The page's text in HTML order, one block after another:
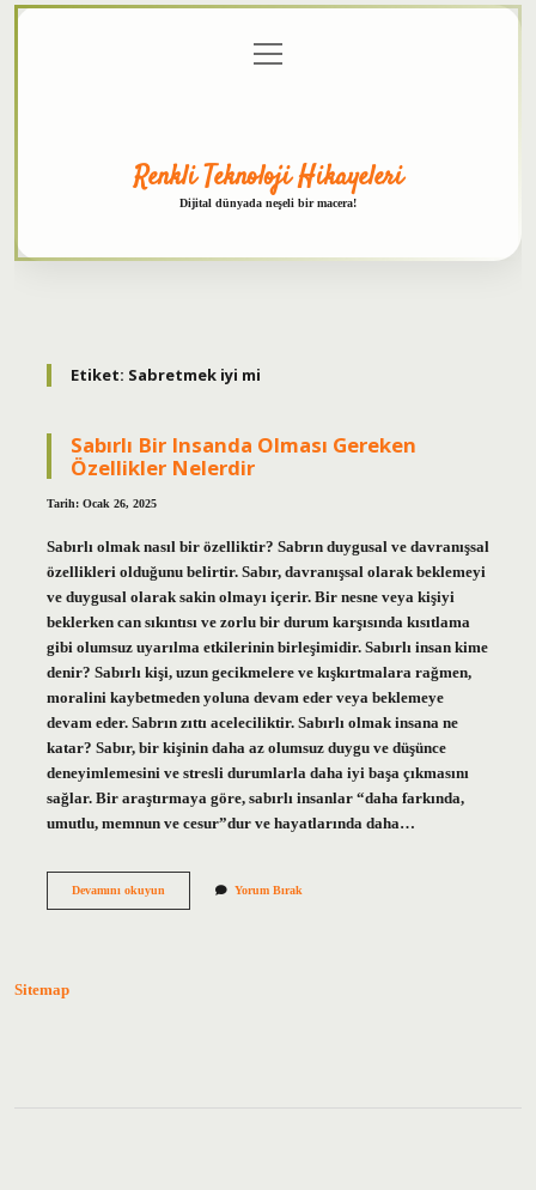
menüyü
aç
Renkli Teknoloji Hikayeleri
Dijital dünyada neşeli bir macera!
Etiket: Sabretmek iyi mi
Sabırlı Bir Insanda Olması Gereken
Özellikler Nelerdir
Tarih: Ocak 26, 2025
Sabırlı olmak nasıl bir özelliktir? Sabrın duygusal ve davranışsal
özellikleri olduğunu belirtir. Sabır, davranışsal olarak beklemeyi
ve duygusal olarak sakin olmayı içerir. Bir nesne veya kişiyi
beklerken can sıkıntısı ve zorlu bir durum karşısında kısıtlama
gibi olumsuz uyarılma etkilerinin birleşimidir. Sabırlı insan kime
denir? Sabırlı kişi, uzun gecikmelere ve kışkırtmalara rağmen,
moralini kaybetmeden yoluna devam eder veya beklemeye
devam eder. Sabrın zıttı aceleciliktir. Sabırlı olmak insana ne
katar? Sabır, bir kişinin daha az olumsuz duygu ve düşünce
deneyimlemesini ve stresli durumlarla daha iyi başa çıkmasını
sağlar. Bir araştırmaya göre, sabırlı insanlar “daha farkında,
umutlu, memnun ve cesur”dur ve hayatlarında daha…
Devamını okuyunSabırlı
Yorum Bırak
Sitemap